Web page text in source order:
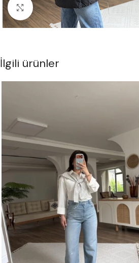
Büyük Resmi Göster
İlgili ürünler